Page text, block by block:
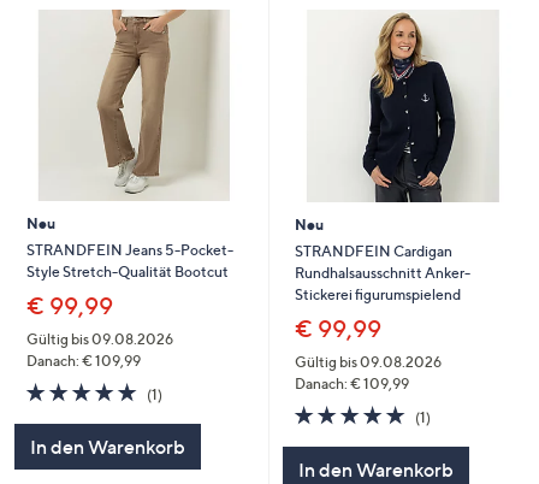
Neu
STRANDFEIN Jeans 5-Pocket-
Style Stretch-Qualität Bootcut
€ 99,99
Gültig bis 09.08.2026
Danach: € 109,99
5.0
von
(1)1
In den Warenkorb
Neu
STRANDFEIN Cardigan
Rundhalsausschnitt Anker-
Stickerei figurumspielend
€ 99,99
Gültig bis 09.08.2026
Danach: € 109,99
5.0
von
(1)1
In den Warenkorb